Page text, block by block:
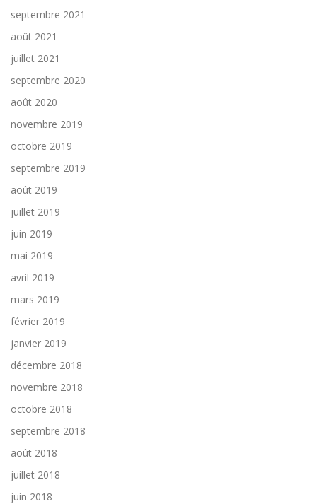
septembre 2021
août 2021
juillet 2021
septembre 2020
août 2020
novembre 2019
octobre 2019
septembre 2019
août 2019
juillet 2019
juin 2019
mai 2019
avril 2019
mars 2019
février 2019
janvier 2019
décembre 2018
novembre 2018
octobre 2018
septembre 2018
août 2018
juillet 2018
juin 2018